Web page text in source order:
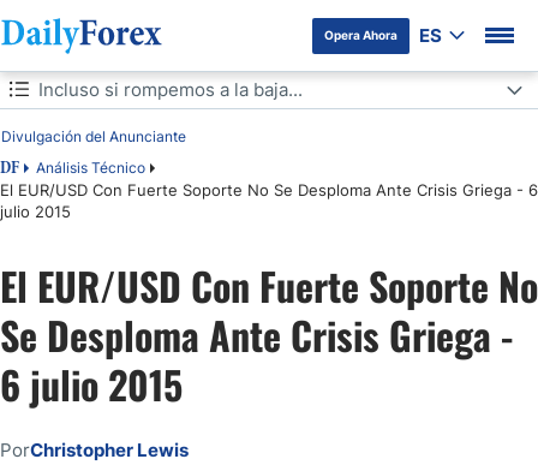
Opera Ahora ES
Tabla de contenidos
DF Análisis Técnico
El EUR/USD Con Fuerte Soporte No Se Desploma Ante Crisis Griega - 6
julio 2015
Divulgación del Anunciante
Incluso si rompemos a la baja...
Incluso si rompemos a la baja...
El EUR/USD Con Fuerte Soporte No
Se Desploma Ante Crisis Griega -
6 julio 2015
PorChristopher Lewis